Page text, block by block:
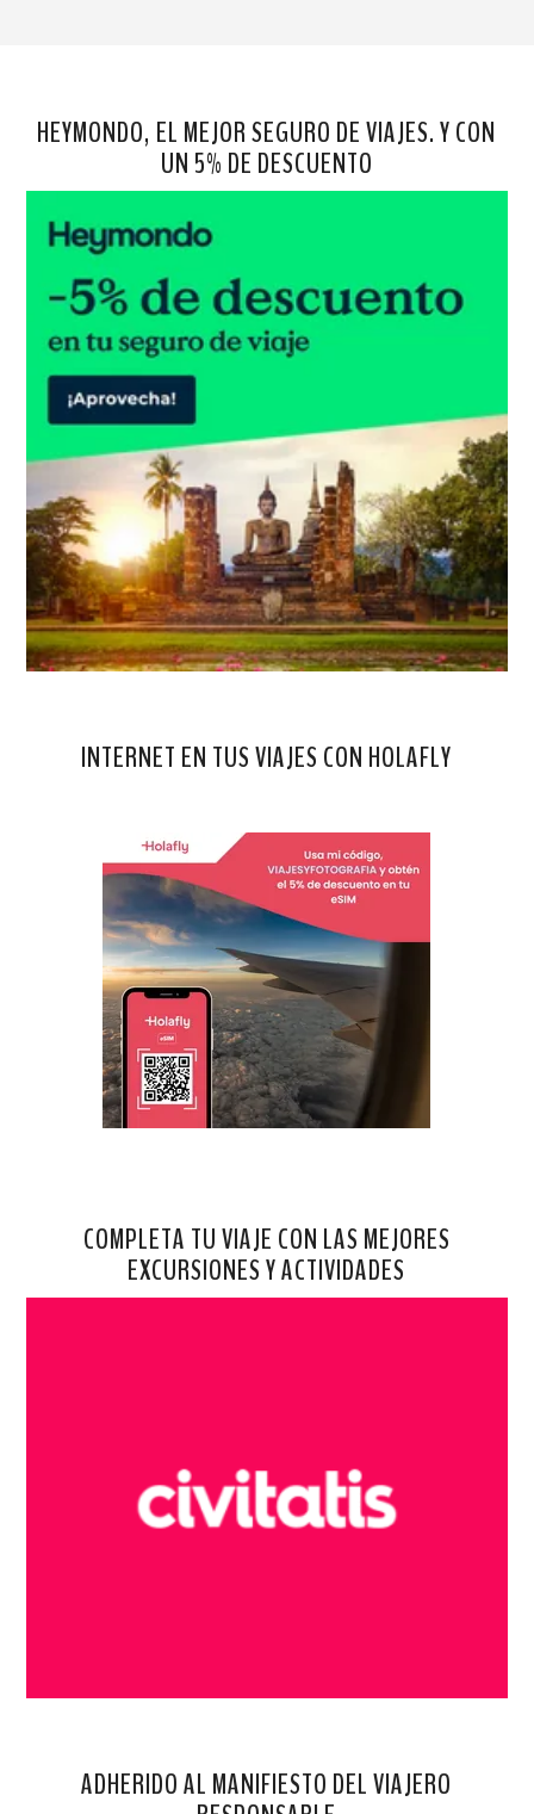
HEYMONDO, EL MEJOR SEGURO DE VIAJES. Y CON
UN 5% DE DESCUENTO
INTERNET EN TUS VIAJES CON HOLAFLY
COMPLETA TU VIAJE CON LAS MEJORES
EXCURSIONES Y ACTIVIDADES
ADHERIDO AL MANIFIESTO DEL VIAJERO